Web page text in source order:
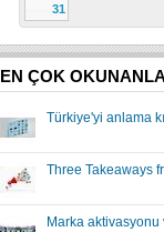
31
EN ÇOK
Türkiye'yi anlama
Three Takeaways
Marka